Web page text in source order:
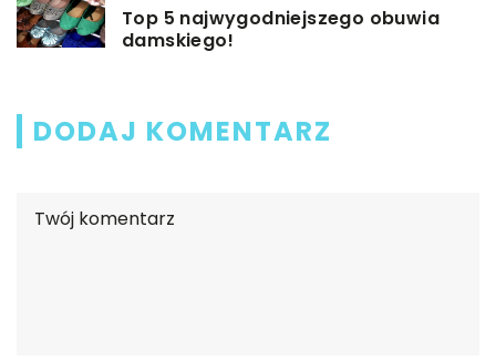
Top 5 najwygodniejszego obuwia
damskiego!
DODAJ KOMENTARZ